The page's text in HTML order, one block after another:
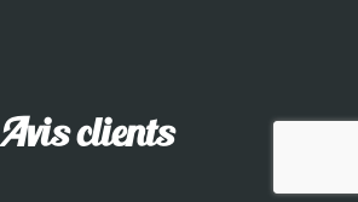
Avis clients